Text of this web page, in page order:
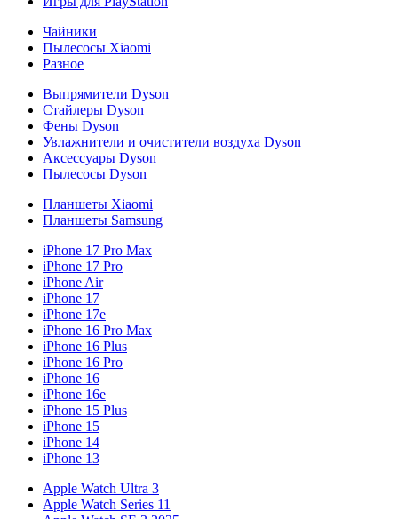
Чайники
Пылесосы Xiaomi
Разное
Выпрямители Dyson
Стайлеры Dyson
Фены Dyson
Увлажнители и очистители воздуха Dyson
Аксессуары Dyson
Пылесосы Dyson
Планшеты Xiaomi
Планшеты Samsung
iPhone 17 Pro Max
iPhone 17 Pro
iPhone Air
iPhone 17
iPhone 17e
iPhone 16 Pro Max
iPhone 16 Plus
iPhone 16 Pro
iPhone 16
iPhone 16e
iPhone 15 Plus
iPhone 15
iPhone 14
iPhone 13
Apple Watch Ultra 3
Apple Watch Series 11